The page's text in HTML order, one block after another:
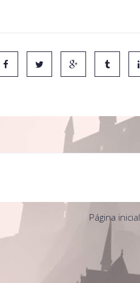
Página inicial